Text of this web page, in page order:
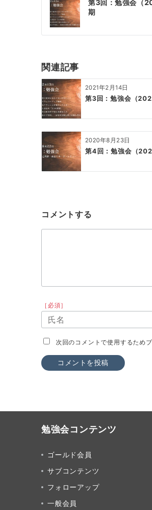
稿
ナ
ゲ
ー
シ
ョ
ン
第3回：勉強会（
期
関連記事
2021年2月14日
第3回：勉強会（
2020年8月23日
第4回：勉強会（
コメントする
［必須］
次回のコメントで使用するため
勉強会コンテンツ
ゴールド会員
サブコンテンツ
フォローアップ
一般会員